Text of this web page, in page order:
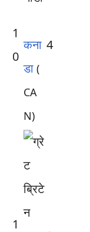
1
0
कना
डा (
CA
N)
4
1